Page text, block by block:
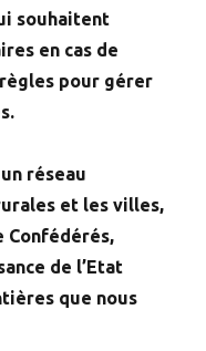
souhaitent
en cas de
pour gérer
réseau
et les villes,
Confédérés,
de l’Etat
que nous